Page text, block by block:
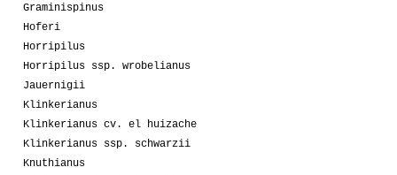
Graminispinus
Hoferi
Horripilus
Horripilus ssp. wrobelianus
Jauernigii
Klinkerianus
Klinkerianus cv. el huizache
Klinkerianus ssp. schwarzii
Knuthianus